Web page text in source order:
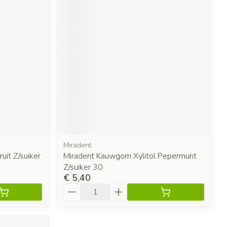
Z/suiker
Miradent
Miradent Kauwgom Xylitol Pepermunt
Z/suiker 30
€ 5,40